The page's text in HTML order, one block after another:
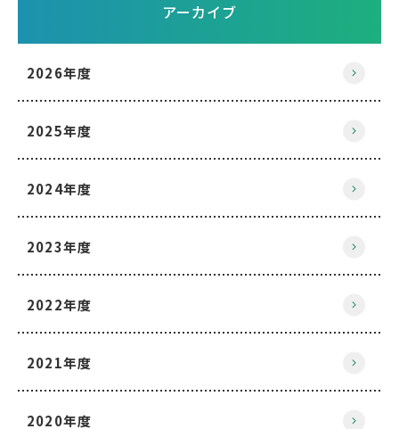
アーカイブ
2026年度
2025年度
2024年度
2023年度
2022年度
2021年度
2020年度